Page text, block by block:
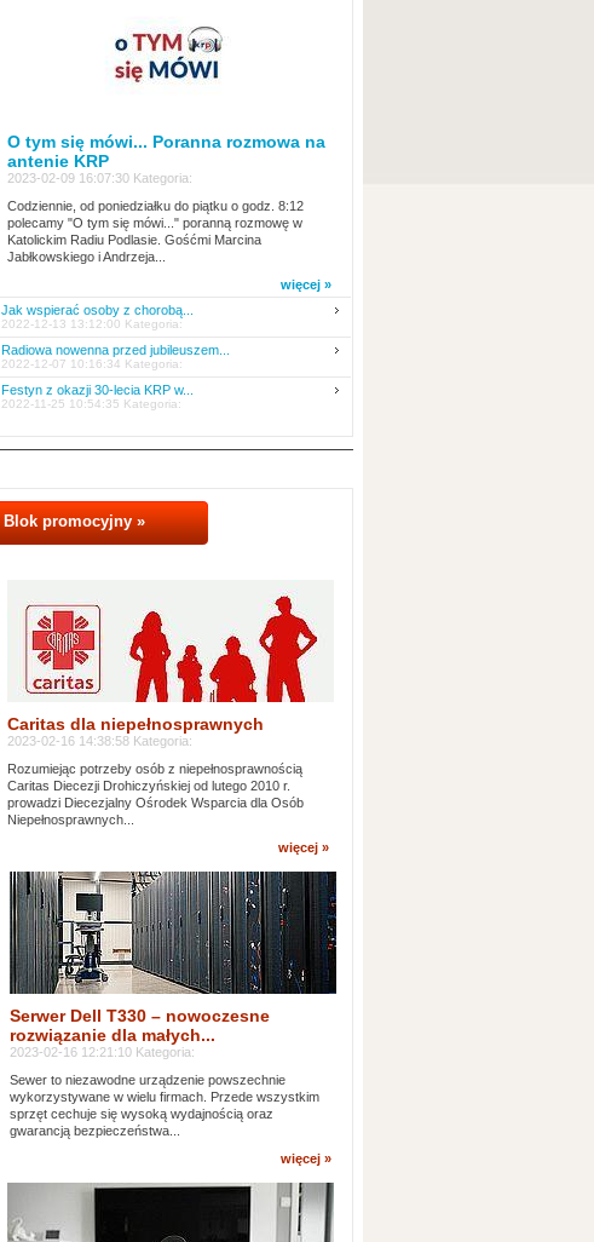
O tym się mówi... Poranna rozmowa na
antenie KRP
2023-02-09 16:07:30 Kategoria:
Codziennie, od poniedziałku do piątku o godz. 8:12
polecamy "O tym się mówi..." poranną rozmowę w
Katolickim Radiu Podlasie. Gośćmi Marcina
Jabłkowskiego i Andrzeja...
więcej »
Jak wspierać osoby z chorobą...
2022-12-13 13:12:00 Kategoria:
Radiowa nowenna przed jubileuszem...
2022-12-07 10:16:34 Kategoria:
Festyn z okazji 30-lecia KRP w...
2022-11-25 10:54:35 Kategoria:
Blok promocyjny »
Caritas dla niepełnosprawnych
2023-02-16 14:38:58 Kategoria:
Rozumiejąc potrzeby osób z niepełnosprawnością
Caritas Diecezji Drohiczyńskiej od lutego 2010 r.
prowadzi Diecezjalny Ośrodek Wsparcia dla Osób
Niepełnosprawnych...
więcej »
Serwer Dell T330 – nowoczesne
rozwiązanie dla małych...
2023-02-16 12:21:10 Kategoria:
Sewer to niezawodne urządzenie powszechnie
wykorzystywane w wielu firmach. Przede wszystkim
sprzęt cechuje się wysoką wydajnością oraz
gwarancją bezpieczeństwa...
więcej »